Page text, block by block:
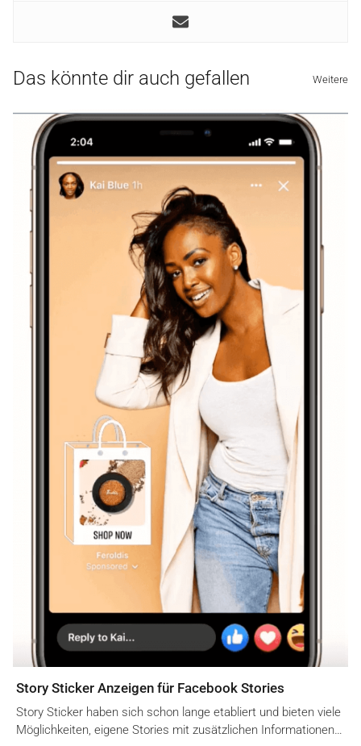
Das könnte dir auch gefallen Weitere
Story Sticker Anzeigen für Facebook Stories
Story Sticker haben sich schon lange etabliert und bieten viele
Möglichkeiten, eigene Stories mit zusätzlichen Informationen…